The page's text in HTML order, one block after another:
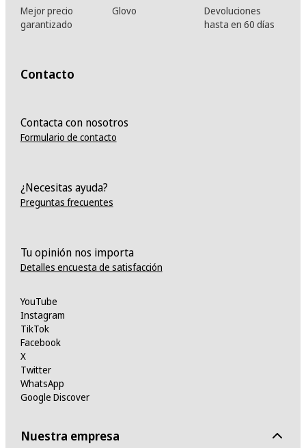
Mejor precio
garantizado
Glovo
Devoluciones
hasta en 60 días
Contacto
Contacta con nosotros
Formulario de contacto
¿Necesitas ayuda?
Preguntas frecuentes
Tu opinión nos importa
Detalles encuesta de satisfacción
YouTube
Instagram
TikTok
Facebook
X
Twitter
WhatsApp
Google Discover
Nuestra empresa